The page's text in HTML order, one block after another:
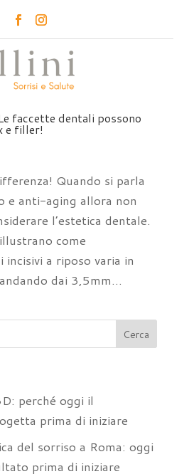
faccette dentali possono
e filler!
Quando si parla
e anti-aging allora non
l’estetica dentale.
come
incisivi a riposo varia in
dai 3,5mm...
perché oggi il
prima di iniziare
del sorriso a Roma: oggi
prima di iniziare